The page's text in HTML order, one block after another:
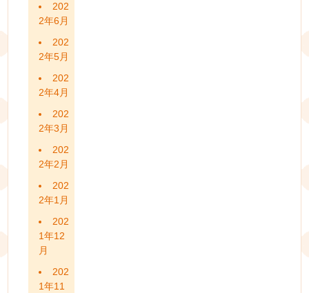
202
2年6月
202
2年5月
202
2年4月
202
2年3月
202
2年2月
202
2年1月
202
1年12
月
202
1年11